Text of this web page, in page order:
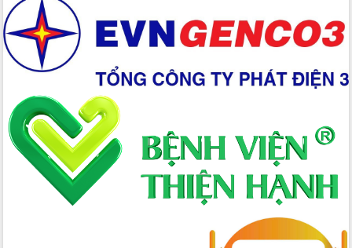
Phê
Xây dựng nền hành chính số đồng
hành cùng nông dân dân, doanh nghiệp
Giai đoạn 2026-2030, Đắk Lắk phấn
đấu có 77% xã đạt chuẩn nông thôn
mới
Chuyển đổi số 'mở đường' cho nông
nghiệp Đắk Lắk tăng trưởng bứt phá
Triển khai đồng bộ đo đạc, lập hồ sơ
địa chính, hoàn thiện cơ sở dữ liệu đất
Ứng dụng sinh trắc học - Bước tiến